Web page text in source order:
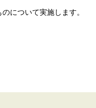
について実施します。